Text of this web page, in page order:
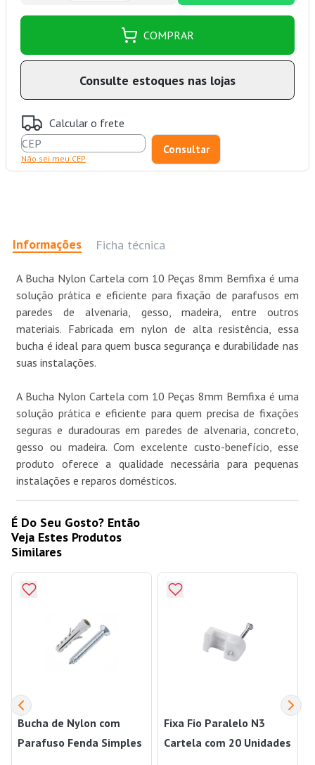
COMPRAR
Consulte estoques nas lojas
Calcular o frete
Não sei meu CEP
Informações Ficha técnica
A Bucha Nylon Cartela com 10 Peças 8mm Bemfixa é uma
solução prática e eficiente para fixação de parafusos em
paredes de alvenaria, gesso, madeira, entre outros
materiais. Fabricada em nylon de alta resistência, essa
bucha é ideal para quem busca segurança e durabilidade nas
suas instalações.
A Bucha Nylon Cartela com 10 Peças 8mm Bemfixa é uma
solução prática e eficiente para quem precisa de fixações
seguras e duradouras em paredes de alvenaria, concreto,
gesso ou madeira. Com excelente custo-benefício, esse
produto oferece a qualidade necessária para pequenas
instalações e reparos domésticos.
É Do Seu Gosto? Então
Veja Estes Produtos
Similares
Bucha de Nylon com
Parafuso Fenda Simples
Fixa Fio Paralelo N3
Cartela com 20 Unidades